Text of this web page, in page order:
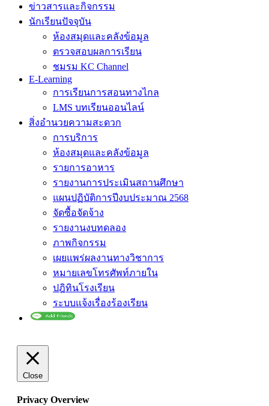
ข่าวสารและกิจกรรม
นักเรียนปัจจุบัน
ห้องสมุดและคลังข้อมูล
ตรวจสอบผลการเรียน
ชมรม KC Channel
E-Learning
การเรียนการสอนทางไกล
LMS บทเรียนออนไลน์
สิ่งอำนวยความสะดวก
การบริการ
ห้องสมุดและคลังข้อมูล
รายการอาหาร
รายงานการประเมินสถานศึกษา
แผนปฏิบัติการปีงบประมาณ 2568
จัดซื้อจัดจ้าง
รายงานงบทดลอง
ภาพกิจกรรม
เผยแพร่ผลงานทางวิชาการ
หมายเลขโทรศัพท์ภายใน
ปฎิทินโรงเรียน
ระบบแจ้งเรื่องร้องเรียน
Close
Privacy Overview